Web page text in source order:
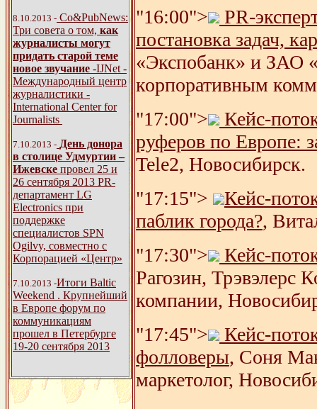
8.10.2013 - Со&PubNews:
Три совета о том, как
журналисты могут
придать старой теме
новое звучание -IJNet -
Международный центр
журналистики -
International Center for
Journalists
7.10.2013 - День донора
в столице Удмуртии –
Ижевске провел 25 и
26 сентября 2013 PR-
департамент LG
Electronics при
поддержке
специалистов SPN
Ogilvy, совместно с
Корпорацией «Центр»
7.10.2013 -Итоги Baltic
Weekend . Крупнейший
в Европе форум по
коммуникациям
прошел в Петербурге
19-20 сентября 2013
"16:00">
PR-
постановка задач,
«Экспобанк» и ЗАО
корпоративным
"17:00">
Кейс-
руферов по Европе:
Tele2, Новосибирск.
"17:15">
Кейс-
паблик города?,
"17:30">
Кейс-
Рагозин, Трэвэлерс
компании,
"17:45">
Кейс-
фолловеры, Соня
маркетолог,